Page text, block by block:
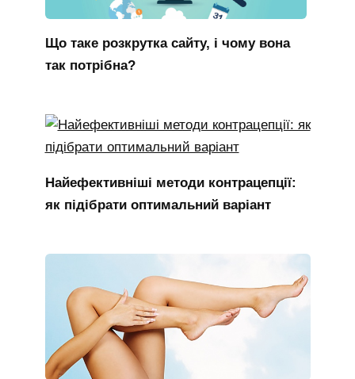
Що таке розкрутка сайту, і чому вона
так потрібна?
Найефективніші методи контрацепції:
як підібрати оптимальний варіант